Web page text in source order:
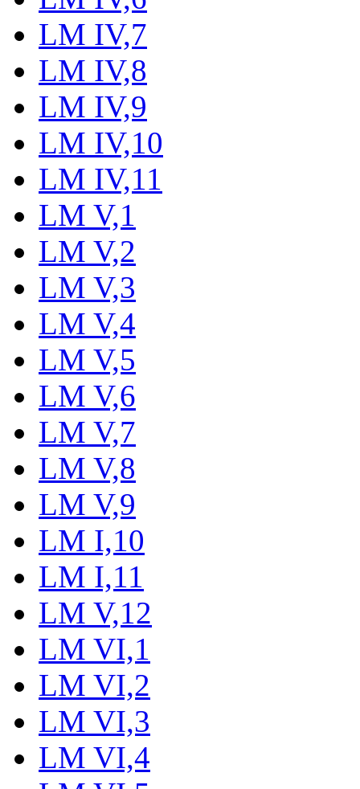
LM IV,7
LM IV,8
LM IV,9
LM IV,10
LM IV,11
LM V,1
LM V,2
LM V,3
LM V,4
LM V,5
LM V,6
LM V,7
LM V,8
LM V,9
LM I,10
LM I,11
LM V,12
LM VI,1
LM VI,2
LM VI,3
LM VI,4